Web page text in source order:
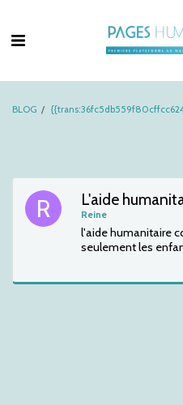
BLOG
L'aide
Reine
l'aide humanitaire
seulement les